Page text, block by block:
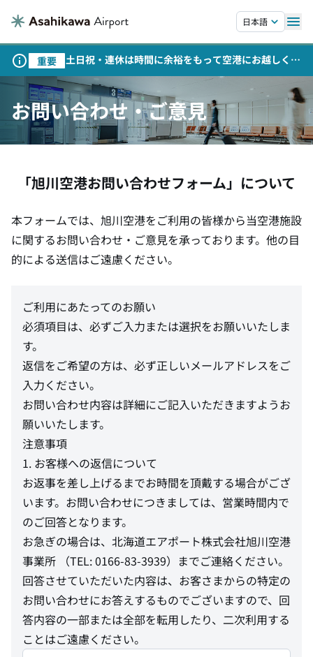
日本語
重要
土日祝・連休は時間に余裕をもって空港にお越しくだ
さい
お問い合わせ・ご意見
「旭川空港お問い合わせフォーム」について
本フォームでは、旭川空港をご利用の皆様から当空港施設
に関するお問い合わせ・ご意見を承っております。他の目
的による送信はご遠慮ください。
ご利用にあたってのお願い
必須項目は、必ずご入力または選択をお願いいたしま
す。
返信をご希望の方は、必ず正しいメールアドレスをご
入力ください。
お問い合わせ内容は詳細にご記入いただきますようお
願いいたします。
注意事項
1. お客様への返信について
お返事を差し上げるまでお時間を頂戴する場合がござ
います。お問い合わせにつきましては、営業時間内で
のご回答となります。
お急ぎの場合は、北海道エアポート株式会社旭川空港
事業所 （TEL: 0166-83-3939）までご連絡ください。
回答させていただいた内容は、お客さまからの特定の
お問い合わせにお答えするものでございますので、回
答内容の一部または全部を転用したり、二次利用する
ことはご遠慮ください。